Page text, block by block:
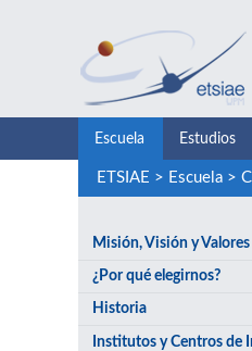
Escuela Estudios
ETSIAE > Escuela>
Misión, Visión y Valores
¿Por qué elegirnos?
Historia
Institutos y Centros de